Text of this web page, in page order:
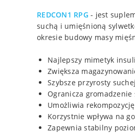
REDCON1 RPG - jest
suchą i umięśnioną
okresie budowy masy
Najlepszy mimetyk
Zwiększa
Szybsze przyrosty
Ogranicza gromadzenie
Umożliwia
Korzystnie wpływa na
Zapewnia stabilny